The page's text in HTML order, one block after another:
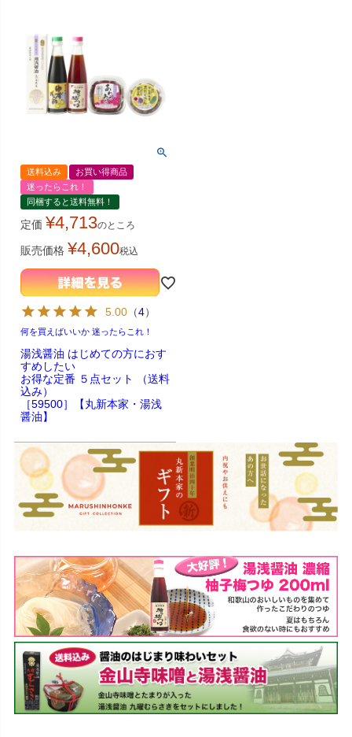
送料込み
お買い得商品
迷ったらこれ！
同梱すると送料無料！
定価 ¥4,713のところ
販売価格 ¥4,600税込
5.00 （4）
何を買えばいいか 迷ったらこれ！
湯浅醤油 はじめての方におす
すめしたい
お得な定番 ５点セット （送料
込み）
［59500］【丸新本家・湯浅
醤油】